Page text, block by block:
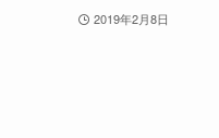
2019年2月8日